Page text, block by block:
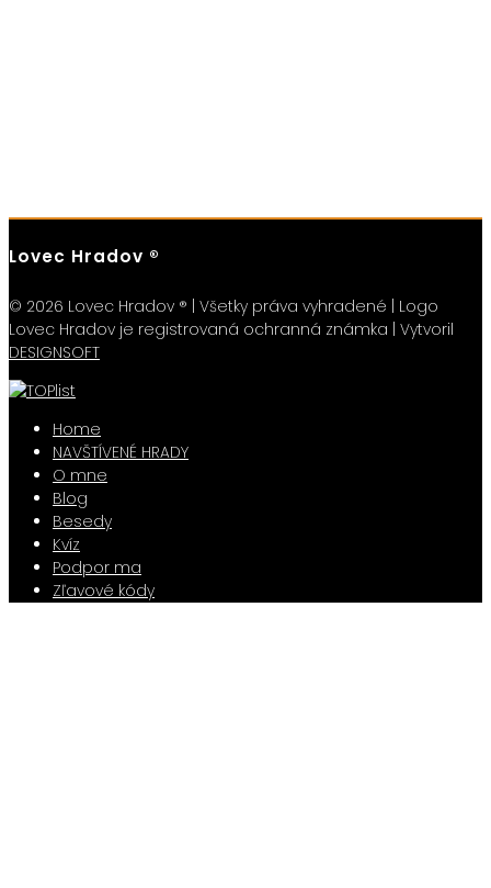
Lovec Hradov ®
© 2026 Lovec Hradov ® | Všetky práva vyhradené | Logo
Lovec Hradov je registrovaná ochranná známka | Vytvoril
DESIGNSOFT
Home
NAVŠTÍVENÉ HRADY
O mne
Blog
Besedy
Kvíz
Podpor ma
Zľavové kódy